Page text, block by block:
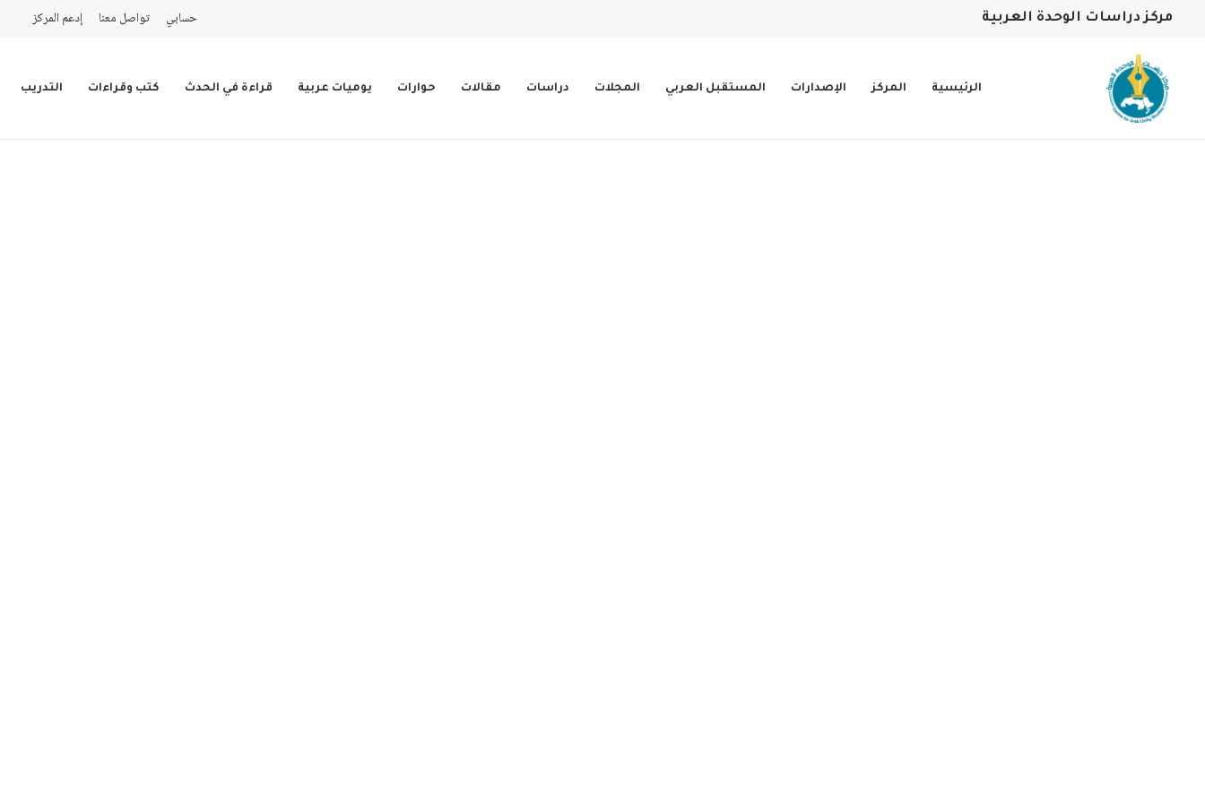
مركز دراسات الوحدة العربية حسابي تواصل معنا إدعم المركز
الرئيسية المركز الإصدارات المستقبل العربي المجلات دراسات مقالات حوارات يوميات عربية قراءة في الحدث كتب وقراءات التدريب